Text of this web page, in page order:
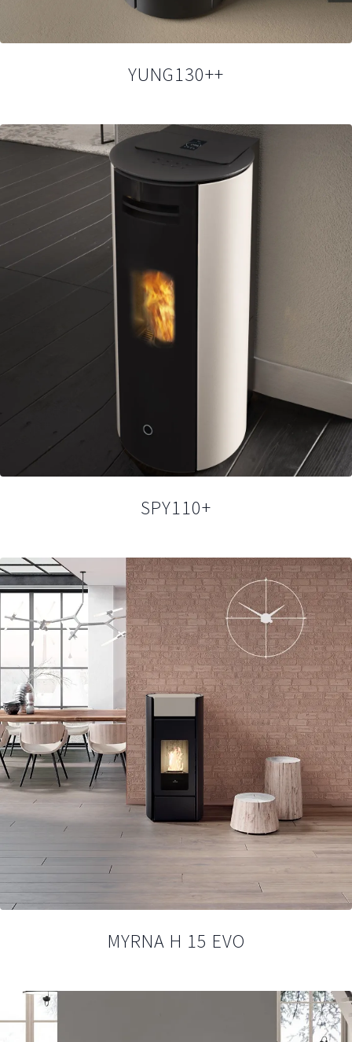
YUNG130++
SPY110+
MYRNA H 15 EVO